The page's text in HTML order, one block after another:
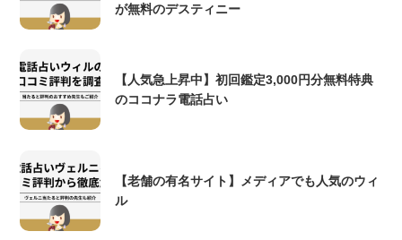
が無料のデスティニー
【人気急上昇中】初回鑑定3,000円分無料特典
のココナラ電話占い
【老舗の有名サイト】メディアでも人気のウィ
ル